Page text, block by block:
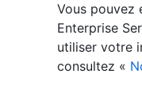
Vous pouvez
Enterprise
utiliser votre
consultez «